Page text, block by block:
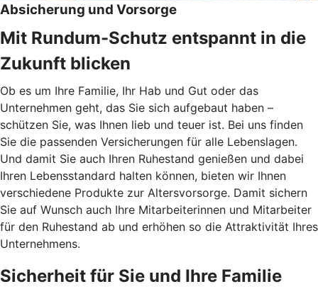
Absicherung und Vorsorge
Mit Rundum-Schutz entspannt in die
Zukunft blicken
Ob es um Ihre Familie, Ihr Hab und Gut oder das
Unternehmen geht, das Sie sich aufgebaut haben –
schützen Sie, was Ihnen lieb und teuer ist. Bei uns finden
Sie die passenden Versicherungen für alle Lebenslagen.
Und damit Sie auch Ihren Ruhestand genießen und dabei
Ihren Lebensstandard halten können, bieten wir Ihnen
verschiedene Produkte zur Altersvorsorge. Damit sichern
Sie auf Wunsch auch Ihre Mitarbeiterinnen und Mitarbeiter
für den Ruhestand ab und erhöhen so die Attraktivität Ihres
Unternehmens.
Sicherheit für Sie und Ihre Familie